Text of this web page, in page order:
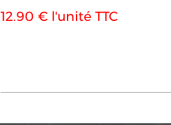
12.90 € l'unité TTC